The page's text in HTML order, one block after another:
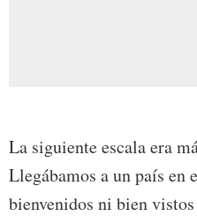
La siguiente escala era
Llegábamos a un país en
bienvenidos ni bien